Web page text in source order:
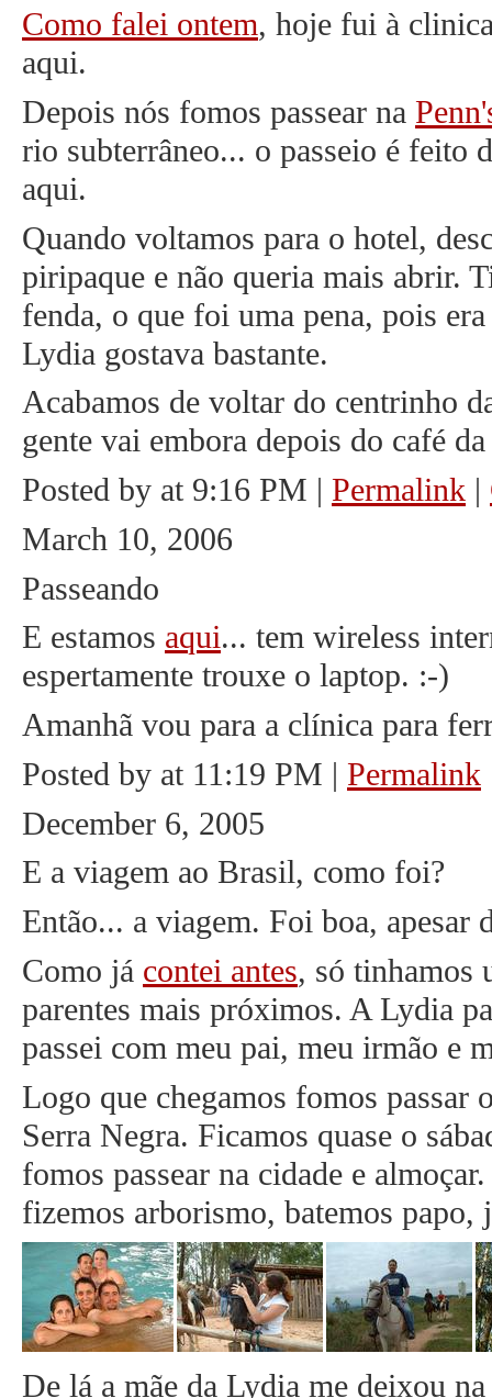
Como falei ontem, hoje fui à
aqui.
Depois nós fomos passear na
rio subterrâneo... o passeio é feito
aqui.
Quando voltamos para o hotel,
piripaque e não queria mais abrir.
fenda, o que foi uma pena, pois
Lydia gostava bastante.
Acabamos de voltar do centrinho
gente vai embora depois do café
Posted by at 9:16 PM | Permalink |
March 10, 2006
Passeando
E estamos aqui... tem wireless
espertamente trouxe o laptop. :-)
Amanhã vou para a clínica para
Posted by at 11:19 PM | Permalink
December 6, 2005
E a viagem ao Brasil, como foi?
Então... a viagem. Foi boa, apesar
Como já contei antes, só tinhamos
parentes mais próximos. A Lydia
passei com meu pai, meu irmão e
Logo que chegamos fomos passar
Serra Negra. Ficamos quase o
fomos passear na cidade e
fizemos arborismo, batemos papo,
De lá a mãe da Lydia me deixou